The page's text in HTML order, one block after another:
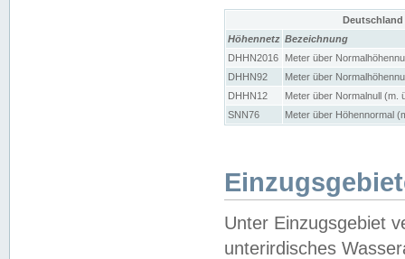
Höhennetz Bezeichnung
DHHN2016
Meter über
DHHN92
Meter über
DHHN12
Meter über Normalnull (m.
SNN76
Meter über Höhennormal
Unter Einzugsgebiet
unterirdisches